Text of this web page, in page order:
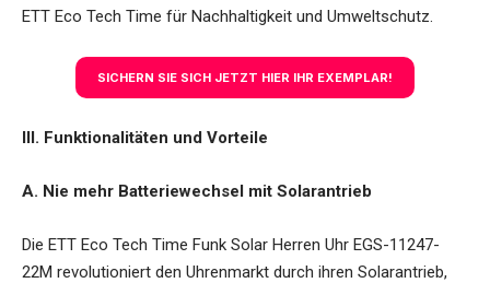
ETT Eco Tech Time für Nachhaltigkeit und Umweltschutz.
SICHERN SIE SICH JETZT HIER IHR EXEMPLAR!
III. Funktionalitäten und Vorteile
A. Nie mehr Batteriewechsel mit Solarantrieb
Die ETT Eco Tech Time Funk Solar Herren Uhr EGS-11247-
22M revolutioniert den Uhrenmarkt durch ihren Solarantrieb,